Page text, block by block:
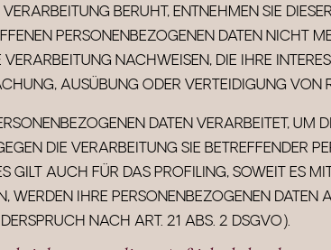
BERUHT, ENTNEHMEN SIE
PERSONENBEZOGENEN DATEN NICHT
VERARBEITUNG NACHWEISEN, DIE IHRE
AUSÜBUNG ODER VERTEIDIGUNG
DATEN VERARBEITET, UM
DIE VERARBEITUNG SIE BETREFFENDER
GILT AUCH FÜR DAS PROFILING, SOWEIT ES
WERDEN IHRE PERSONENBEZOGENEN
NACH ART. 21 ABS. 2 DSGVO).